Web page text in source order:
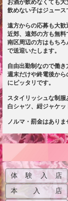
お酒が飲めなくても大
飲めない子はジュース
遠方からの応募も大歓
近郊、遠郊の方も無料
南区周辺の方はもち
で送迎いたします。
自由出勤制なので働
週末だけや終電後か
にピッタリです。
スタイリッシュな制服
白シャツ、紺ジャケッ
ノルマ・罰金はありま
体験入店
本入店